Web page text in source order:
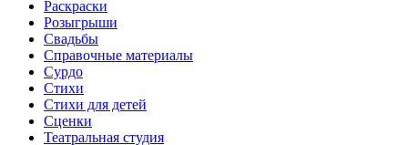
Раскраски
Розыгрыши
Свадьбы
Справочные материалы
Сурдо
Стихи
Стихи для детей
Сценки
Театральная студия